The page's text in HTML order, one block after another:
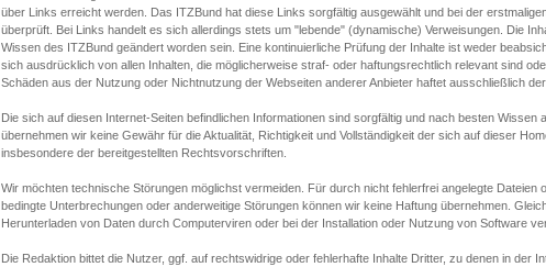
über Links erreicht werden. Das ITZBund hat diese Links sorgfältig ausgewählt und bei der
überprüft. Bei Links handelt es sich allerdings stets um "lebende" (dynamische) Verweisungen. Die
Wissen des ITZBund geändert worden sein. Eine kontinuierliche Prüfung der Inhalte ist weder
sich ausdrücklich von allen Inhalten, die möglicherweise straf- oder haftungsrechtlich relevant sind
Schäden aus der Nutzung oder Nichtnutzung der Webseiten anderer Anbieter haftet ausschließlich
Die sich auf diesen Internet-Seiten befindlichen Informationen sind sorgfältig und nach besten
übernehmen wir keine Gewähr für die Aktualität, Richtigkeit und Vollständigkeit der sich auf dieser
insbesondere der bereitgestellten Rechtsvorschriften.
Wir möchten technische Störungen möglichst vermeiden. Für durch nicht fehlerfrei angelegte Dateien
bedingte Unterbrechungen oder anderweitige Störungen können wir keine Haftung übernehmen.
Herunterladen von Daten durch Computerviren oder bei der Installation oder Nutzung von Software
Die Redaktion bittet die Nutzer, ggf. auf rechtswidrige oder fehlerhafte Inhalte Dritter, zu denen in der